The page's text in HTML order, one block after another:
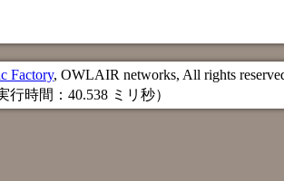
Factory, OWLAIR networks, All rights
行時間：40.538 ミリ秒）